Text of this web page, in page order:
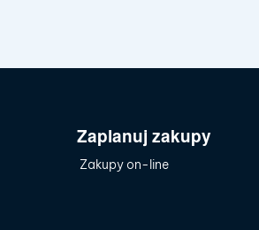
Zaplanuj zakupy
Zakupy on-line